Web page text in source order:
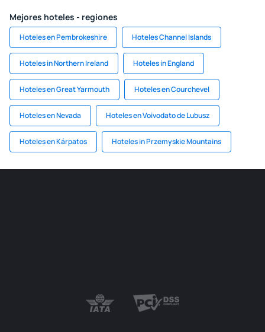
Mejores hoteles - regiones
Hoteles en Pembrokeshire Hoteles Channel Islands
Hoteles in Northern Ireland Hoteles in England
Hoteles en Great Yarmouth Hoteles en Courchevel
Hoteles en Nevada Hoteles en Voivodato de Lubusz
Hoteles en Kárpatos Hoteles in Przemyskie Mountains